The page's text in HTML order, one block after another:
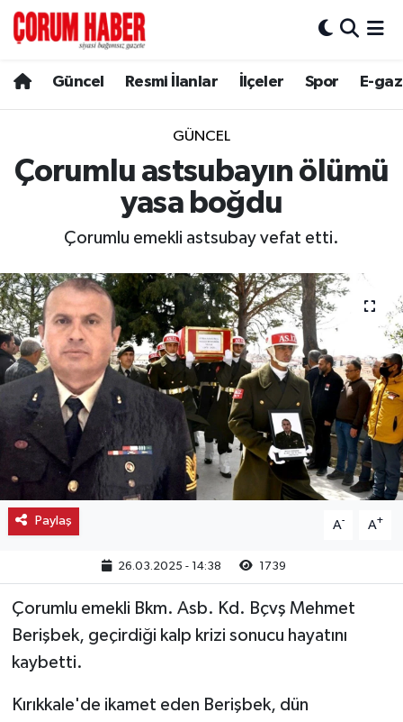
Güncel Resmi İlanlar İlçeler Spor E-
GÜNCEL
Çorumlu astsubayın ölümü
yasa boğdu
Çorumlu emekli astsubay vefat etti.
Paylaş A- A+
26.03.2025 - 14:38 1739
Çorumlu emekli Bkm. Asb. Kd. Bçvş Mehmet
Berişbek, geçirdiği kalp krizi sonucu hayatını
kaybetti.
Kırıkkale'de ikamet eden Berişbek, dün
Spor
Resmi İlanlar
Boğazkale
Dodurga
İskilip
Kargı
Laçin
Mecitözü
Oğuzlar
Osmancık
Sungurlu
Hava Durumu
Çorum Namaz Vakitleri
Trafik Durumu
Süper Lig Puan Durumu ve Fikstür
Tüm Manşetler
Son Dakika Haberleri
Haber Arşivi